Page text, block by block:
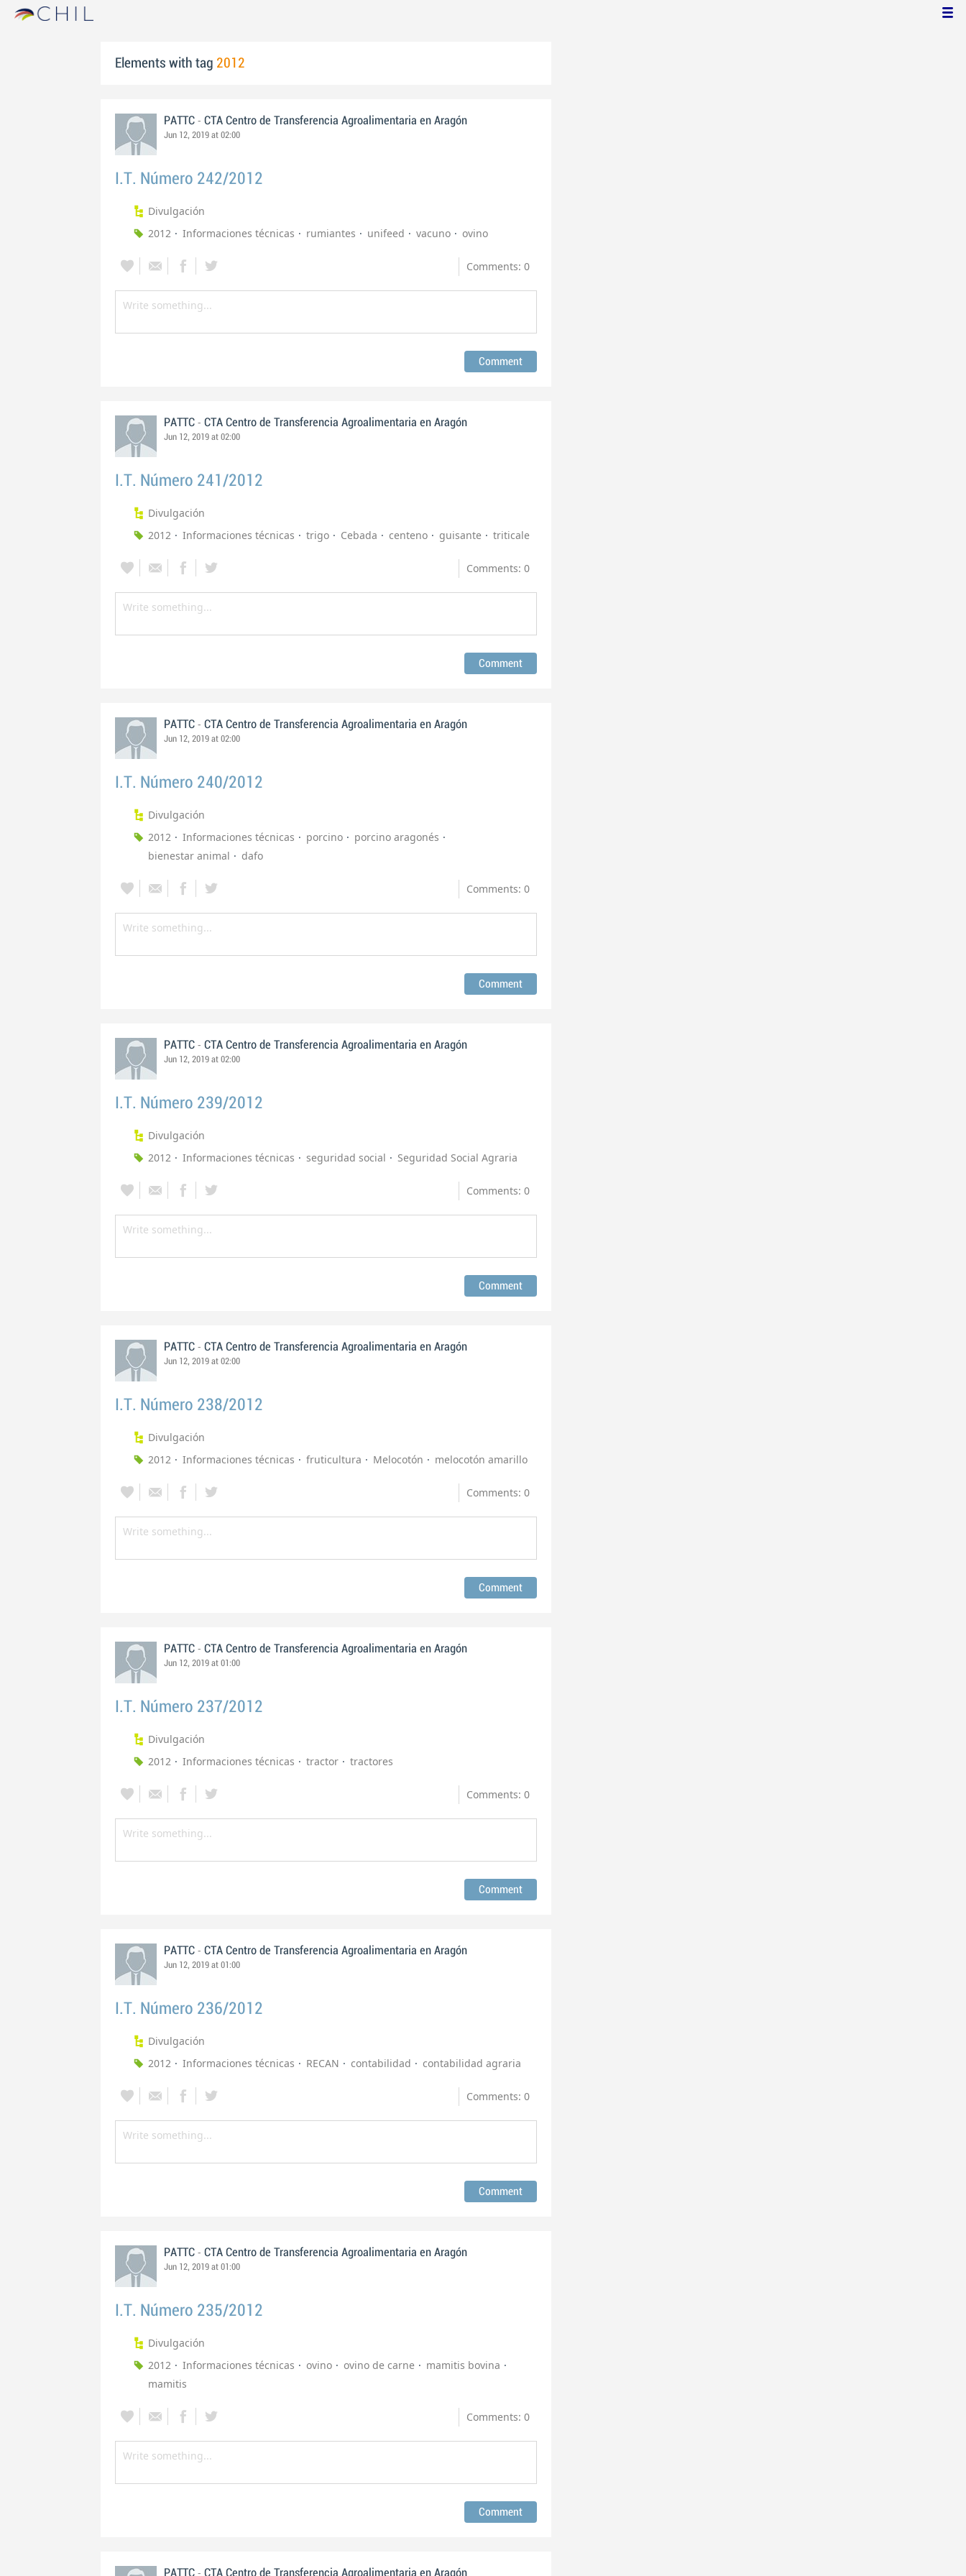
Elements with tag 2012
PATTC - CTA Centro de Transferencia Agroalimentaria en Aragón
Jun 12, 2019 at 02:00
I.T. Número 242/2012
Divulgación
2012
Informaciones técnicas rumiantes unifeed vacuno ovino
Comments: 0
PATTC - CTA Centro de Transferencia Agroalimentaria en Aragón
Jun 12, 2019 at 02:00
I.T. Número 241/2012
Divulgación
2012
Informaciones técnicas trigo Cebada centeno guisante triticale
Comments: 0
PATTC - CTA Centro de Transferencia Agroalimentaria en Aragón
Jun 12, 2019 at 02:00
I.T. Número 240/2012
Divulgación
2012
Informaciones técnicas porcino
porcino aragonés
bienestar animal
dafo
Comments: 0
PATTC - CTA Centro de Transferencia Agroalimentaria en Aragón
Jun 12, 2019 at 02:00
I.T. Número 239/2012
Divulgación
2012
Informaciones técnicas seguridad social Seguridad Social Agraria
Comments: 0
PATTC - CTA Centro de Transferencia Agroalimentaria en Aragón
Jun 12, 2019 at 02:00
I.T. Número 238/2012
Divulgación
2012
Informaciones técnicas fruticultura Melocotón melocotón amarillo
Comments: 0
PATTC - CTA Centro de Transferencia Agroalimentaria en Aragón
Jun 12, 2019 at 01:00
I.T. Número 237/2012
Divulgación
2012
Informaciones técnicas tractor tractores
Comments: 0
PATTC - CTA Centro de Transferencia Agroalimentaria en Aragón
Jun 12, 2019 at 01:00
I.T. Número 236/2012
Divulgación
2012
Informaciones técnicas RECAN contabilidad contabilidad agraria
Comments: 0
PATTC - CTA Centro de Transferencia Agroalimentaria en Aragón
Jun 12, 2019 at 01:00
I.T. Número 235/2012
Divulgación
2012
Informaciones técnicas ovino ovino de carne
mamitis bovina
mamitis
Comments: 0
PATTC - CTA Centro de Transferencia Agroalimentaria en Aragón